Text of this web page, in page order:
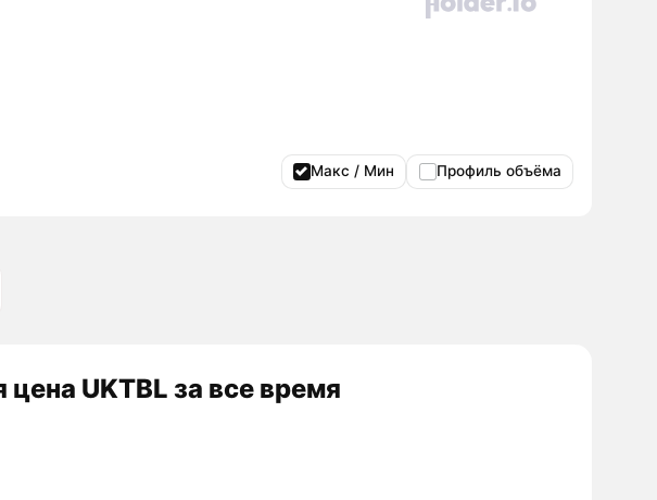
Макс / Мин Профиль объёма
UKTBL за все время